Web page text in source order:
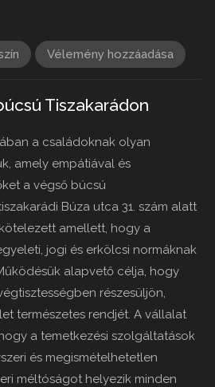
Vélemény hozzáadása
Tiszakarádon
a családoknak olyan
amely empátiával és
a végső búcsú
Búza utca 31. szám alatt
amellett, hogy a
jogi és erkölcsi normáknak
alapvető célja, hogy
részesüljön,
természetes rendjét. A vállalat
a temetkezési szolgáltatások
és megismételhetetlen
méltóságot helyezik minden